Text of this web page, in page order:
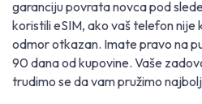
garanciju povrata novca pod
koristili eSIM, ako vaš telefon nije
odmor otkazan. Imate pravo na
90 dana od kupovine. Vaše
trudimo se da vam pružimo